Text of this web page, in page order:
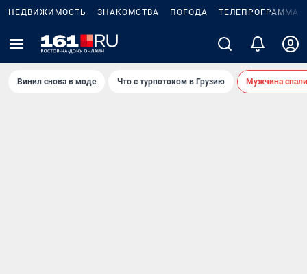
НЕДВИЖИМОСТЬ ЗНАКОМСТВА ПОГОДА ТЕЛЕПРОГРАММА
Винил снова в моде Что с турпотоком в Грузию Мужчина